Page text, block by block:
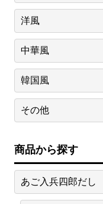
洋風
中華風
韓国風
その他
商品から探す
あご入兵四郎だし